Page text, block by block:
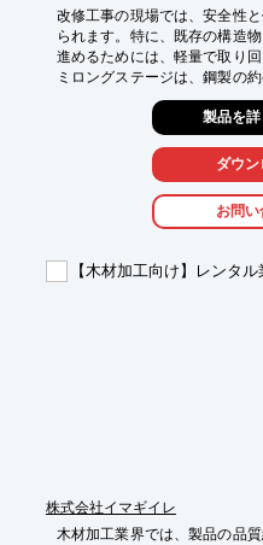
改修工事の現場では、安全性
られます。特に、既存の構造
進めるためには、軽量で取り
ミロングステージは、鋼製の
ングを容易にし、改修工事の
【活用シーン】
・外壁改修工事
・屋根改修工事
・内装改修工事
・店舗改修工事
・作業員の負担軽減
製品を
ダウン
お問
【木材加工向け】レンタ
株式会社イマギイレ
木材加工業界では、製品の品